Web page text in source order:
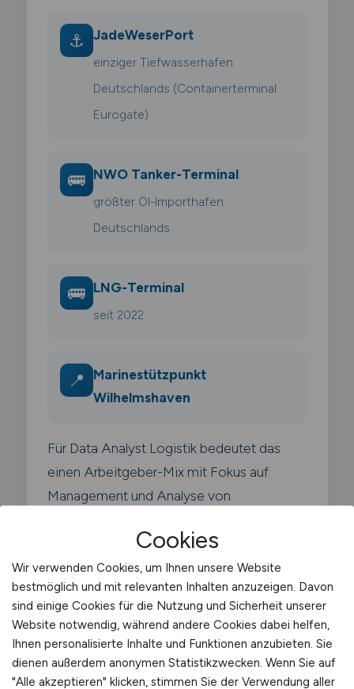
⚓ JadeWeserPort
einziger Tiefwasserhafen
Deutschlands (Containerterminal
Eurogate)
🚌 NWO Tanker-Terminal
größter Öl-Importhafen
Deutschlands
🚌 LNG-Terminal
seit 2022
📍
Marinestützpunkt
Wilhelmshaven
Für Data Analyst Logistik bedeutet das
einen Arbeitgeber-Mix mit Fokus auf
Management und Analyse von
Typische Arbeitgeber in
Wilhelmshaven
Cookies
Wir verwenden Cookies, um Ihnen unsere Website
bestmöglich und mit relevanten Inhalten anzuzeigen. Davon
sind einige Cookies für die Nutzung und Sicherheit unserer
Website notwendig, während andere Cookies dabei helfen,
Ihnen personalisierte Inhalte und Funktionen anzubieten. Sie
dienen außerdem anonymen Statistikzwecken. Wenn Sie auf
"Alle akzeptieren" klicken, stimmen Sie der Verwendung aller